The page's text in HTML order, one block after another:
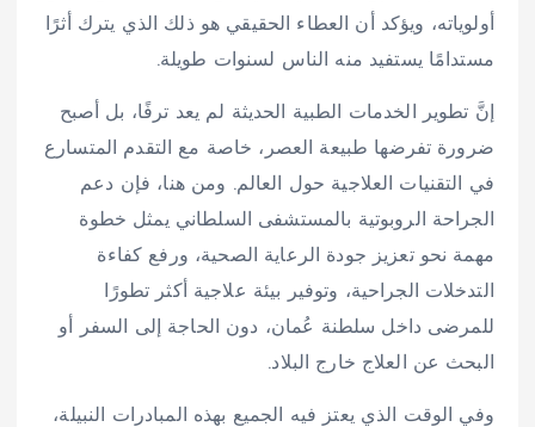
أولوياته، ويؤكد أن العطاء الحقيقي هو ذلك الذي يترك أثرًا
مستدامًا يستفيد منه الناس لسنوات طويلة.
إنَّ تطوير الخدمات الطبية الحديثة لم يعد ترفًا، بل أصبح
ضرورة تفرضها طبيعة العصر، خاصة مع التقدم المتسارع
في التقنيات العلاجية حول العالم. ومن هنا، فإن دعم
الجراحة الروبوتية بالمستشفى السلطاني يمثل خطوة
مهمة نحو تعزيز جودة الرعاية الصحية، ورفع كفاءة
التدخلات الجراحية، وتوفير بيئة علاجية أكثر تطورًا
للمرضى داخل سلطنة عُمان، دون الحاجة إلى السفر أو
البحث عن العلاج خارج البلاد.
وفي الوقت الذي يعتز فيه الجميع بهذه المبادرات النبيلة،